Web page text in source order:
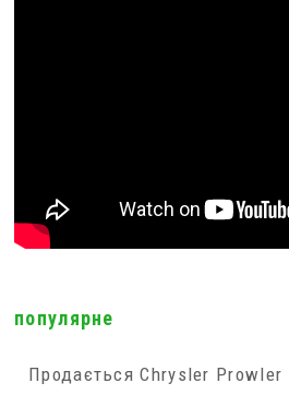
популярне
Продається Chrysler Prowler